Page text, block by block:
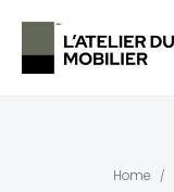
Home /